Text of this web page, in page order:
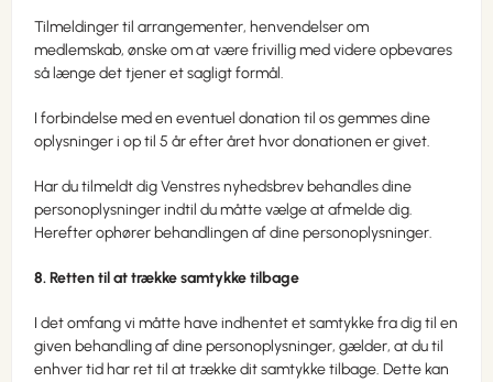
Tilmeldinger til arrangementer, henvendelser om
medlemskab, ønske om at være frivillig med videre opbevares
så længe det tjener et sagligt formål.
I forbindelse med en eventuel donation til os gemmes dine
oplysninger i op til 5 år efter året hvor donationen er givet.
Har du tilmeldt dig Venstres nyhedsbrev behandles dine
personoplysninger indtil du måtte vælge at afmelde dig.
Herefter ophører behandlingen af dine personoplysninger.
8. Retten til at trække samtykke tilbage
I det omfang vi måtte have indhentet et samtykke fra dig til en
given behandling af dine personoplysninger, gælder, at du til
enhver tid har ret til at trække dit samtykke tilbage. Dette kan